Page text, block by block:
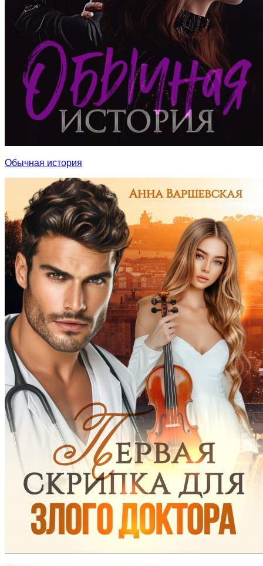
Обычная история